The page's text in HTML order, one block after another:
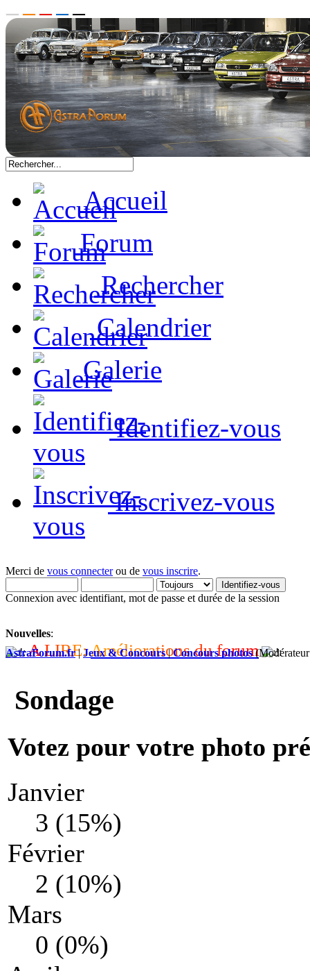
Accueil
Forum
Rechercher
Calendrier
Galerie
Identifiez-vous
Inscrivez-vous
Merci de vous connecterou de vous inscrire.
Connexion avec identifiant, mot de passe et durée de la session
Nouvelles:
A LIRE:Améliorations du forum
AstraForum.fr|Jeux & Concours|Concours photos
Sondage
Votez pour votre photo
Janvier
3 (15%)
Février
2 (10%)
Mars
0 (0%)